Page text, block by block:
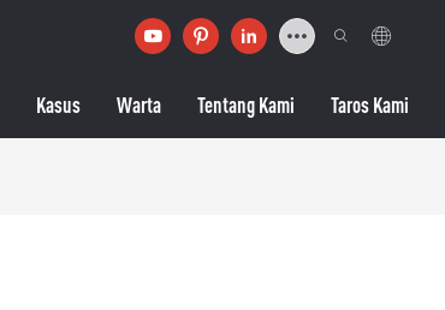
Kasus Warta Tentang Kami Taros Kami